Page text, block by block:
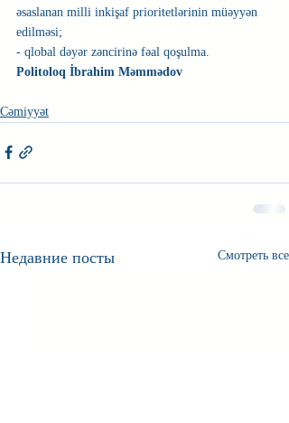
əsaslanan milli inkişaf prioritetlərinin müəyyən
edilməsi;
- qlobal dəyər zəncirinə fəal qoşulma.
Politoloq İbrahim Məmmədov
Cəmiyyət
Недавние посты Смотреть все